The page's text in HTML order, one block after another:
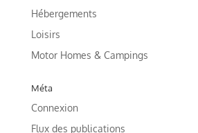
Hébergements
Loisirs
Motor Homes & Campings
Méta
Connexion
Flux des publications